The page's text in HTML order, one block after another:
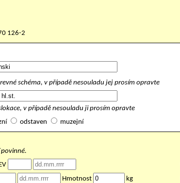
126-2
schéma, v případě nesouladu jej prosím opravte
v případě nesouladu ji prosím opravte
odstaven muzejní
Hmotnost kg